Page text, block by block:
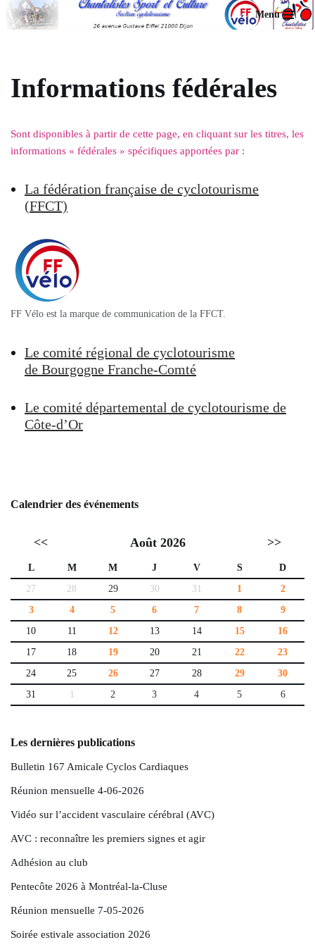
Menu
Informations fédérales
Sont disponibles à partir de cette page, en cliquant sur les titres, les
informations « fédérales » spécifiques apportées par :
La fédération française de cyclotourisme
(FFCT)
FF Vélo est la marque de communication de la FFCT.
Le comité régional de cyclotourisme
de Bourgogne Franche-Comté
Le comité départemental de cyclotourisme de
Côte-d’Or
Calendrier des événements
<< Août 2026 >>
L M M J V S
D
27
28 29 30 31 1
2
3
4 5 6 7 8
9
10
11 12 13 14 15
16
17
18 19 20 21 22
23
24
25 26 27 28 29
30
31
1 2 3 4 5 6
Les dernières publications
Bulletin 167 Amicale Cyclos Cardiaques
Réunion mensuelle 4-06-2026
Vidéo sur l’accident vasculaire cérébral (AVC)
AVC : reconnaître les premiers signes et agir
Adhésion au club
Pentecôte 2026 à Montréal-la-Cluse
Réunion mensuelle 7-05-2026
Soirée estivale association 2026